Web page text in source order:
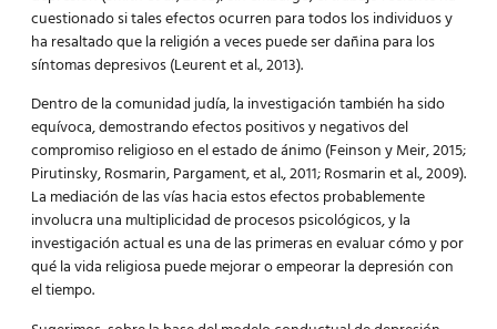
cuestionado si tales efectos ocurren para todos los individuos y
ha resaltado que la religión a veces puede ser dañina para los
síntomas depresivos (Leurent et al., 2013).
Dentro de la comunidad judía, la investigación también ha sido
equívoca, demostrando efectos positivos y negativos del
compromiso religioso en el estado de ánimo (Feinson y Meir, 2015;
Pirutinsky, Rosmarin, Pargament, et al., 2011; Rosmarin et al., 2009).
La mediación de las vías hacia estos efectos probablemente
involucra una multiplicidad de procesos psicológicos, y la
investigación actual es una de las primeras en evaluar cómo y por
qué la vida religiosa puede mejorar o empeorar la depresión con
el tiempo.